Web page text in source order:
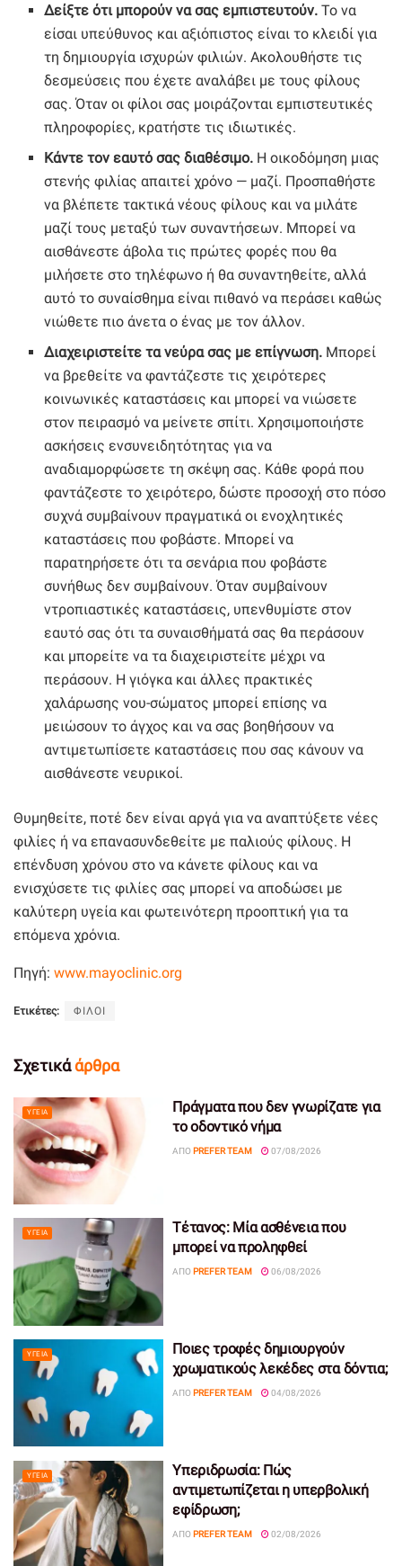
Δείξτε ότι μπορούν να σας εμπιστευτούν. Το να
είσαι υπεύθυνος και αξιόπιστος είναι το κλειδί για
τη δημιουργία ισχυρών φιλιών. Ακολουθήστε τις
δεσμεύσεις που έχετε αναλάβει με τους φίλους
σας. Όταν οι φίλοι σας μοιράζονται εμπιστευτικές
πληροφορίες, κρατήστε τις ιδιωτικές.
Κάντε τον εαυτό σας διαθέσιμο. Η οικοδόμηση μιας
στενής φιλίας απαιτεί χρόνο — μαζί. Προσπαθήστε
να βλέπετε τακτικά νέους φίλους και να μιλάτε
μαζί τους μεταξύ των συναντήσεων. Μπορεί να
αισθάνεστε άβολα τις πρώτες φορές που θα
μιλήσετε στο τηλέφωνο ή θα συναντηθείτε, αλλά
αυτό το συναίσθημα είναι πιθανό να περάσει καθώς
νιώθετε πιο άνετα ο ένας με τον άλλον.
Διαχειριστείτε τα νεύρα σας με επίγνωση. Μπορεί
να βρεθείτε να φαντάζεστε τις χειρότερες
κοινωνικές καταστάσεις και μπορεί να νιώσετε
στον πειρασμό να μείνετε σπίτι. Χρησιμοποιήστε
ασκήσεις ενσυνειδητότητας για να
αναδιαμορφώσετε τη σκέψη σας. Κάθε φορά που
φαντάζεστε το χειρότερο, δώστε προσοχή στο πόσο
συχνά συμβαίνουν πραγματικά οι ενοχλητικές
καταστάσεις που φοβάστε. Μπορεί να
παρατηρήσετε ότι τα σενάρια που φοβάστε
συνήθως δεν συμβαίνουν. Όταν συμβαίνουν
ντροπιαστικές καταστάσεις, υπενθυμίστε στον
εαυτό σας ότι τα συναισθήματά σας θα περάσουν
και μπορείτε να τα διαχειριστείτε μέχρι να
περάσουν. Η γιόγκα και άλλες πρακτικές
χαλάρωσης νου-σώματος μπορεί επίσης να
μειώσουν το άγχος και να σας βοηθήσουν να
αντιμετωπίσετε καταστάσεις που σας κάνουν να
αισθάνεστε νευρικοί.
Θυμηθείτε, ποτέ δεν είναι αργά για να αναπτύξετε νέες
φιλίες ή να επανασυνδεθείτε με παλιούς φίλους. Η
επένδυση χρόνου στο να κάνετε φίλους και να
ενισχύσετε τις φιλίες σας μπορεί να αποδώσει με
καλύτερη υγεία και φωτεινότερη προοπτική για τα
επόμενα χρόνια.
Πηγή: www.mayoclinic.org
Ετικέτες: ΦΙΛΟΙ
Σχετικάάρθρα
ΥΓΕΊΑ
Πράγματα που δεν γνωρίζατε για
το οδοντικό νήμα
ΑΠΌ PREFER TEAM 07/08/2026
ΥΓΕΊΑ
Τέτανος: Μία ασθένεια που
μπορεί να προληφθεί
ΑΠΌ PREFER TEAM 06/08/2026
ΥΓΕΊΑ
Ποιες τροφές δημιουργούν
χρωματικούς λεκέδες στα δόντια;
ΑΠΌ PREFER TEAM 04/08/2026
ΥΓΕΊΑ
Υπεριδρωσία: Πώς
αντιμετωπίζεται η υπερβολική
εφίδρωση;
ΑΠΌ PREFER TEAM 02/08/2026